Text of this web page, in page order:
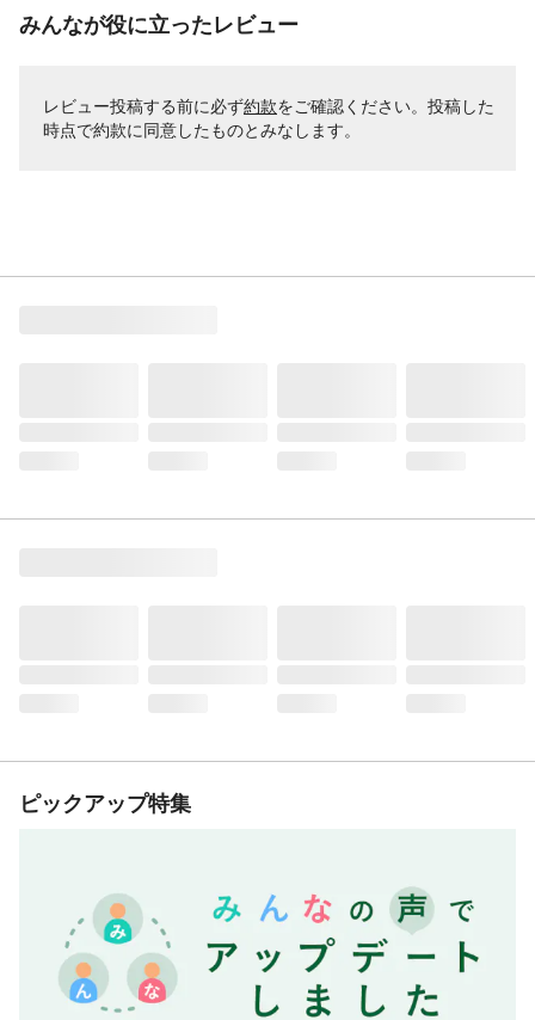
みんなが役に立ったレビュー
レビュー投稿する前に必ず約款をご確認ください。投稿した
時点で約款に同意したものとみなします。
ピックアップ特集